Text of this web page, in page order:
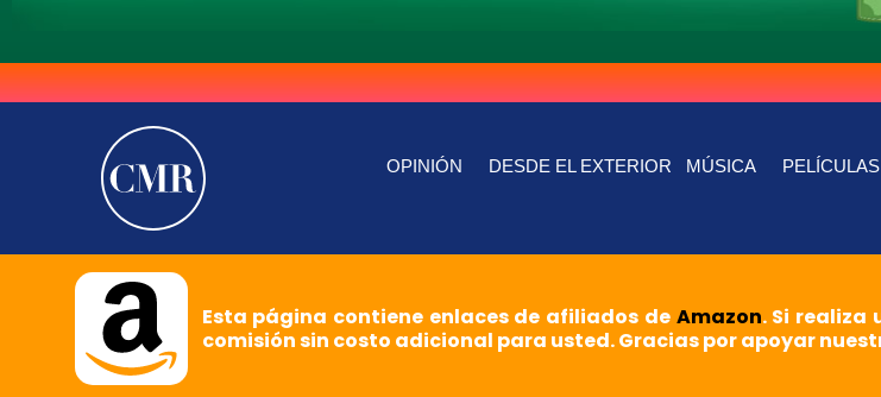
OPINIÓN DESDE EL EXTERIOR MÚSICA PELÍCULAS
Esta página contiene enlaces de afiliados de Amazon. Si realiza
comisión sin costo adicional para usted. Gracias por apoyar